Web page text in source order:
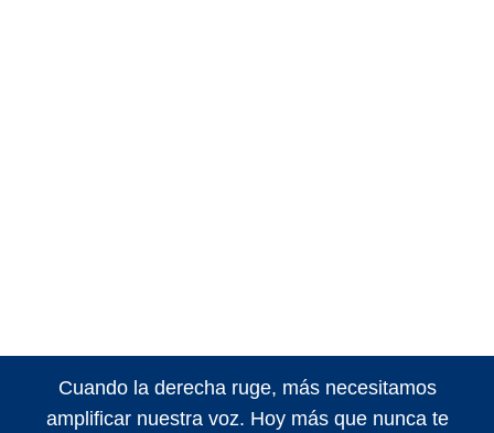
Cuando la derecha ruge, más necesitamos
amplificar nuestra voz. Hoy más que nunca te